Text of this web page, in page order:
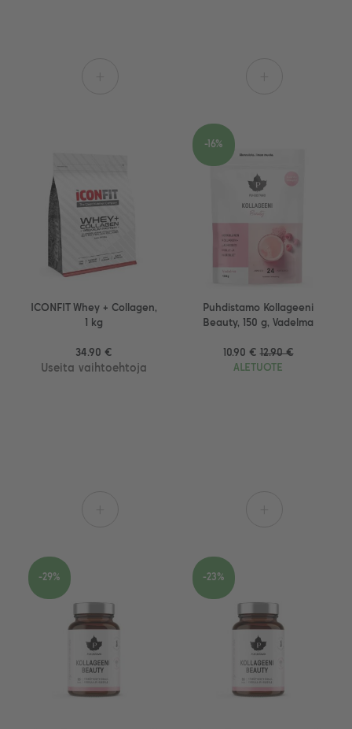
ICONFIT Whey + Collagen,
1 kg
34.90 €
Useita vaihtoehtoja
Puhdistamo Kollageeni
Beauty, 150 g, Vadelma
10.90 € 12.90 €
ALETUOTE
-16%
-29% -23%